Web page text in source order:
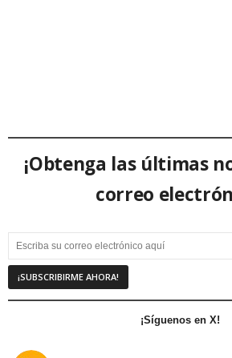
¡Obtenga las últimas
correo
¡Síguenos en X!